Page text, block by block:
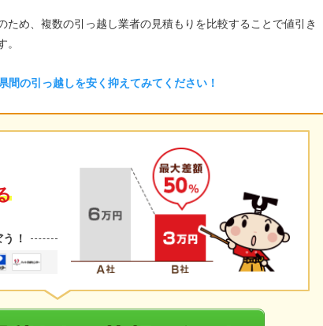
ため、複数の引っ越し業者の見積もりを比較することで値引き
の引っ越しを安く抑えてみてください！
！